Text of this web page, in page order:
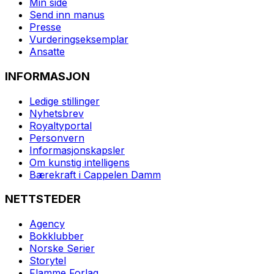
Min side
Send inn manus
Presse
Vurderingseksemplar
Ansatte
INFORMASJON
Ledige stillinger
Nyhetsbrev
Royaltyportal
Personvern
Informasjonskapsler
Om kunstig intelligens
Bærekraft i Cappelen Damm
NETTSTEDER
Agency
Bokklubber
Norske Serier
Storytel